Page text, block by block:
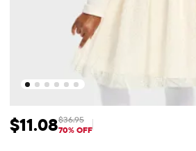
Precio de venta: $11.08
$11.08 Precio original: $36.95
$36.95
70% OFF